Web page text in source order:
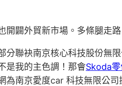
開闢外貿新市場。多條腿走
分聯袂南京核心科技股份無
是我的主色調！那會Skoda
為南京愛度car 科技無限公